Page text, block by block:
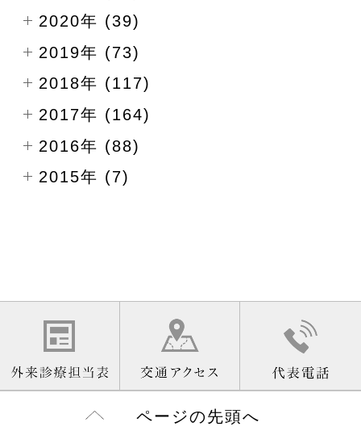
2020年 (39)
2019年 (73)
2018年 (117)
2017年 (164)
2016年 (88)
2015年 (7)
ページの先頭へ